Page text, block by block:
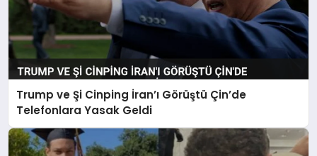
Trump ve Şi Cinping İran’ı Görüştü Çin’de
Telefonlara Yasak Geldi